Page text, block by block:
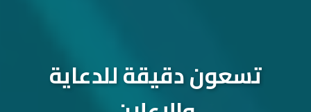
تسعون دقيقة للدعاية